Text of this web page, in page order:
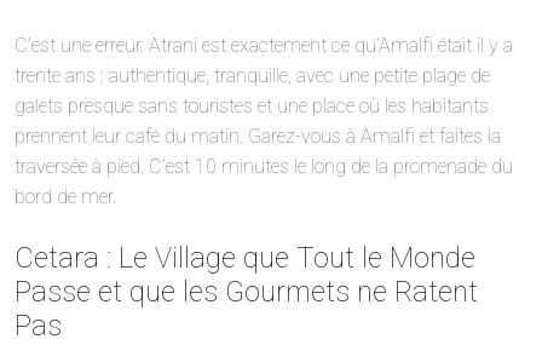
C’est une erreur. Atrani est exactement ce qu’Amalfi était il y a
trente ans : authentique, tranquille, avec une petite plage de
galets presque sans touristes et une place où les habitants
prennent leur café du matin. Garez-vous à Amalfi et faites la
traversée à pied. C’est 10 minutes le long de la promenade du
bord de mer.
Cetara : Le Village que Tout le Monde
Passe et que les Gourmets ne Ratent
Pas